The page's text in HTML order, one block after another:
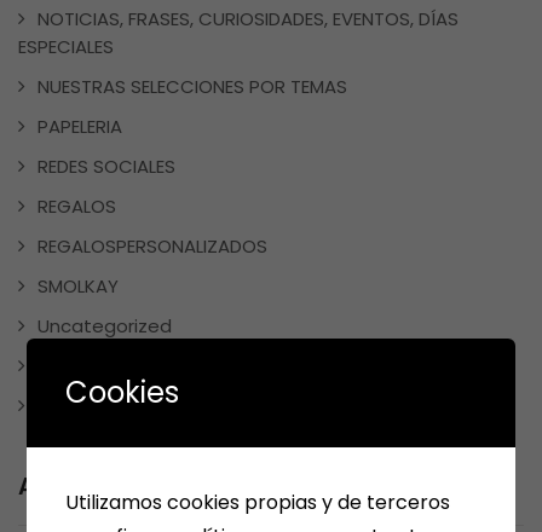
NOTICIAS, FRASES, CURIOSIDADES, EVENTOS, DÍAS
ESPECIALES
NUESTRAS SELECCIONES POR TEMAS
PAPELERIA
REDES SOCIALES
REGALOS
REGALOSPERSONALIZADOS
SMOLKAY
Uncategorized
WEBS RECOMENDABLES
Archives
Cookies
Utilizamos cookies propias y de terceros